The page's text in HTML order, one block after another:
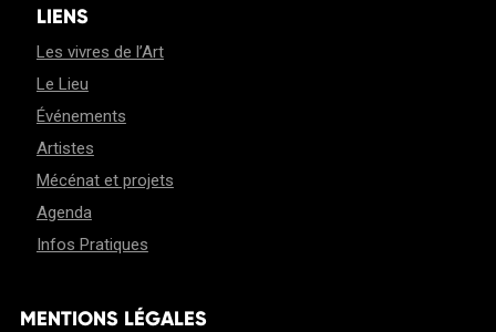
LIENS
Les vivres de l’Art
Le Lieu
Événements
Artistes
Mécénat et projets
Agenda
Infos Pratiques
MENTIONS LÉGALES